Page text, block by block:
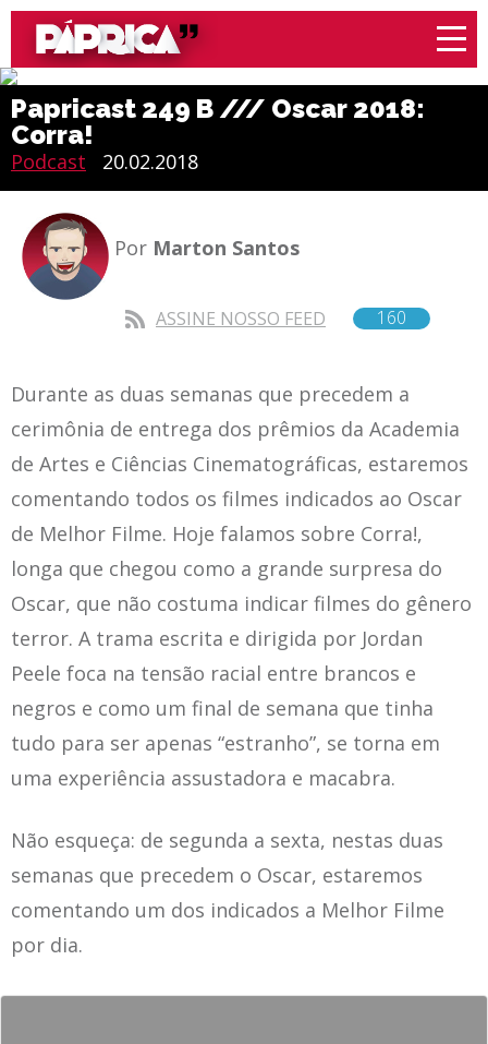
Papricast 249 B /// Oscar 2018:
Corra!
Podcast 20.02.2018
Por Marton Santos
ASSINE NOSSO FEED 160
Durante as duas semanas que precedem a
cerimônia de entrega dos prêmios da Academia
de Artes e Ciências Cinematográficas, estaremos
comentando todos os filmes indicados ao Oscar
de Melhor Filme. Hoje falamos sobre Corra!,
longa que chegou como a grande surpresa do
Oscar, que não costuma indicar filmes do gênero
terror. A trama escrita e dirigida por Jordan
Peele foca na tensão racial entre brancos e
negros e como um final de semana que tinha
tudo para ser apenas “estranho”, se torna em
uma experiência assustadora e macabra.
Não esqueça: de segunda a sexta, nestas duas
semanas que precedem o Oscar, estaremos
comentando um dos indicados a Melhor Filme
por dia.